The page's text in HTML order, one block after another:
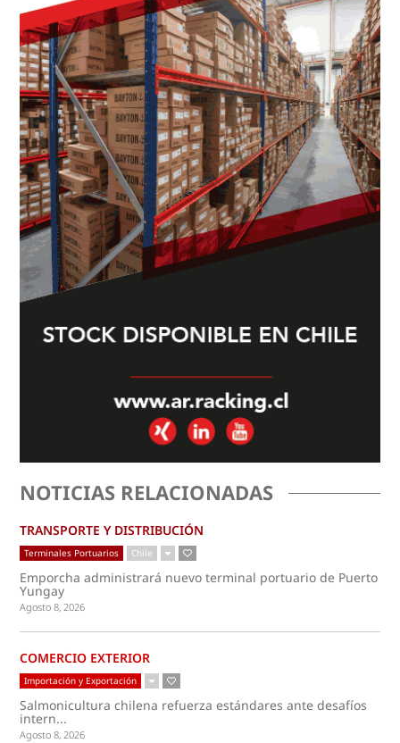
NOTICIAS RELACIONADAS
TRANSPORTE Y DISTRIBUCIÓN
Terminales Portuarios Chile
Emporcha administrará nuevo terminal portuario de Puerto
Yungay
Agosto 8, 2026
COMERCIO EXTERIOR
Importación y Exportación
Salmonicultura chilena refuerza estándares ante desafíos
intern...
Agosto 8, 2026